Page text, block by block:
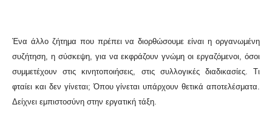
Ένα άλλο ζήτημα που πρέπει να διορθώσουμε είναι η οργανωμένη
συζήτηση, η σύσκεψη, για να εκφράζουν γνώμη οι εργαζόμενοι, όσοι
συμμετέχουν στις κινητοποιήσεις, στις συλλογικές διαδικασίες. Τι
φταίει και δεν γίνεται; Όπου γίνεται υπάρχουν θετικά αποτελέσματα.
Δείχνει εμπιστοσύνη στην εργατική τάξη.